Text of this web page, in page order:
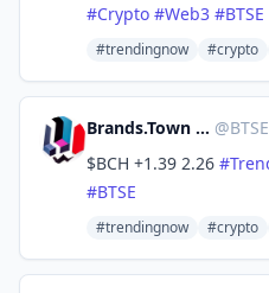
#Crypto #Web3 #BTSE
#trendingnow #crypto
Brands.Town Stock Exchange @
$BCH +1.39 2.26 #
#BTSE
#trendingnow #crypto